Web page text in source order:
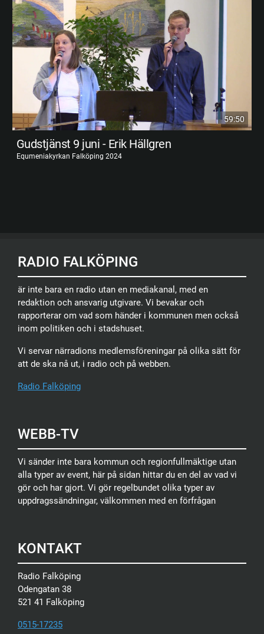
59:50
Gudstjänst 9 juni - Erik Hällgren
Equmeniakyrkan Falköping 2024
RADIO FALKÖPING
är inte bara en radio utan en mediakanal, med en
redaktion och ansvarig utgivare. Vi bevakar och
rapporterar om vad som händer i kommunen men också
inom politiken och i stadshuset.
Vi servar närradions medlemsföreningar på olika sätt för
att de ska nå ut, i radio och på webben.
Radio Falköping
WEBB-TV
Vi sänder inte bara kommun och regionfullmäktige utan
alla typer av event, här på sidan hittar du en del av vad vi
gör och har gjort. Vi gör regelbundet olika typer av
uppdragssändningar, välkommen med en förfrågan
KONTAKT
Radio Falköping
Odengatan 38
521 41 Falköping
0515-17235